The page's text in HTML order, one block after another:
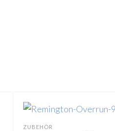
ZUBEHÖR